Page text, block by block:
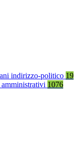
indirizzo-politico 19
1076